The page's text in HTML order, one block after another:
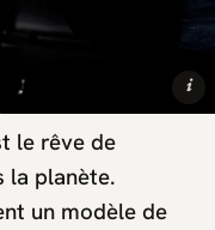
i
le rêve de
la planète.
un modèle de